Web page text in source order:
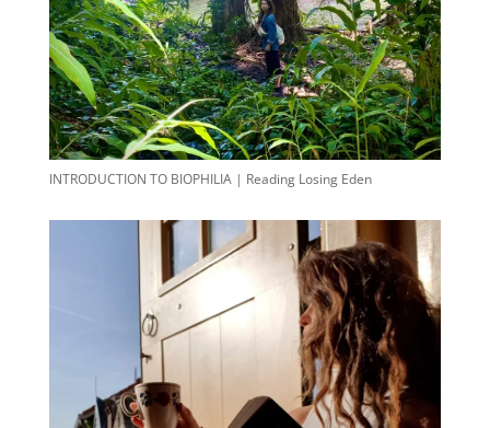
INTRODUCTION TO BIOPHILIA | Reading Losing Eden